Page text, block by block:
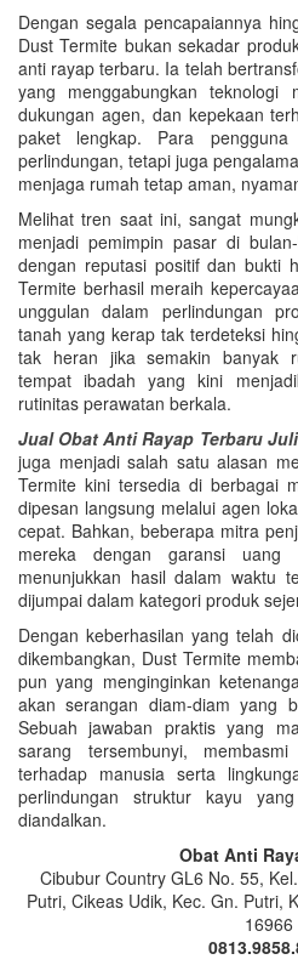
Dengan segala pencapaiannya
Dust Termite bukan sekadar
anti rayap terbaru. Ia telah
yang menggabungkan teknologi
dukungan agen, dan kepekaan
paket lengkap. Para
perlindungan, tetapi juga
menjaga rumah tetap aman,
Melihat tren saat ini, sangat
menjadi pemimpin pasar di
dengan reputasi positif dan bukti
Termite berhasil meraih
unggulan dalam perlindungan
tanah yang kerap tak terdeteksi
tak heran jika semakin banyak
tempat ibadah yang kini
rutinitas perawatan berkala.
Jual Obat Anti Rayap Terbaru
juga menjadi salah satu alasan
Termite kini tersedia di berbagai
dipesan langsung melalui agen
cepat. Bahkan, beberapa mitra
mereka dengan garansi
menunjukkan hasil dalam waktu
dijumpai dalam kategori produk
Dengan keberhasilan yang telah
dikembangkan, Dust Termite
pun yang menginginkan
akan serangan diam-diam yang
Sebuah jawaban praktis yang
sarang tersembunyi,
terhadap manusia serta
perlindungan struktur kayu
diandalkan.
Obat Anti
Cibubur Country GL6 No. 55,
Putri, Cikeas Udik, Kec. Gn. Putri,
16966